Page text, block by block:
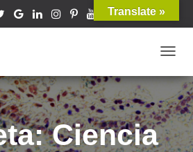
Ciencia
Translate »